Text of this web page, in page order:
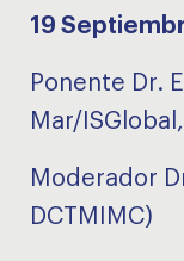
19
Ponente Dr.
Mar/
Moderador
DCTMIM C)